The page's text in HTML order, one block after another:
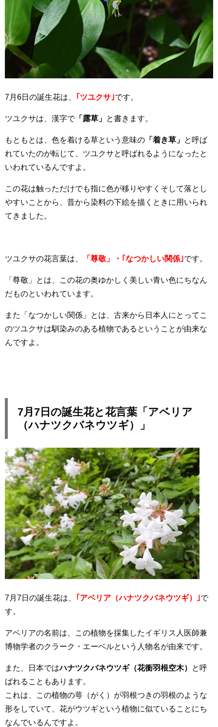
7月6日の誕生花は、 ｢ツユクサ｣です。
ツユクサは、漢字で「露草」 と書きます。
もともとは、色を着ける草という意味の 「着き草」 と呼ば
れていたのが転じて、ツユクサと呼ばれるようになったと
いわれているんですよ。
この花は触っただけでも指に色が移りやすくそして落とし
やすいことから、昔から染料の下絵を描くときに用いられ
てきました。
ツユクサの花言葉は、 「尊敬」・｢なつかしい関係｣です。
「尊敬」とは、この花の奥ゆかしく美しい青い色にちなん
だものといわれています。
また「なつかしい関係」とは、古来から日本人にとってこ
のツユクサは馴染みのある植物であるということが由来な
んですよ。
7月7日の誕生花と花言葉「アベリア
（ハナツクバネウツギ）」
7月7日の誕生花は、 ｢アベリア（ハナツクバネウツギ）｣で
す。
アベリアの名前は、この植物を採集したイギリス人医師兼
博物学者のクラーク・エーベルという人物名が由来です。
また、日本ではハナツクバネウツギ（花衝羽根空木）
と呼
ばれることもあります。
これは、この植物の萼（がく）が羽根つきの羽根のような
形をしていて、花がウツギという植物に似ていることにち
なんでいるんですよ。